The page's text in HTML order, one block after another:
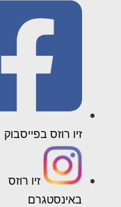
זיו רוזס בפייסבוק
זיו רוזס
באינסטגרם